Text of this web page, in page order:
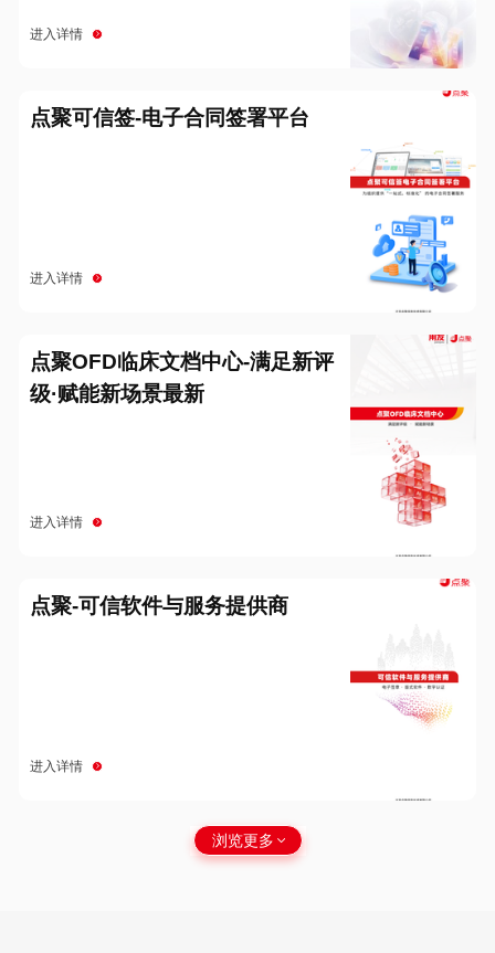
进入详情
点聚可信签-电子合同签署平台
进入详情
点聚OFD临床文档中心-满足新评
级·赋能新场景最新
进入详情
点聚-可信软件与服务提供商
进入详情
浏览更多